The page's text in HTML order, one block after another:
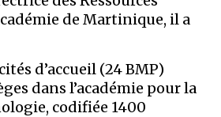
de Martinique, il a
d’accueil (24 BMP)
dans l’académie pour la
codifiée 1400